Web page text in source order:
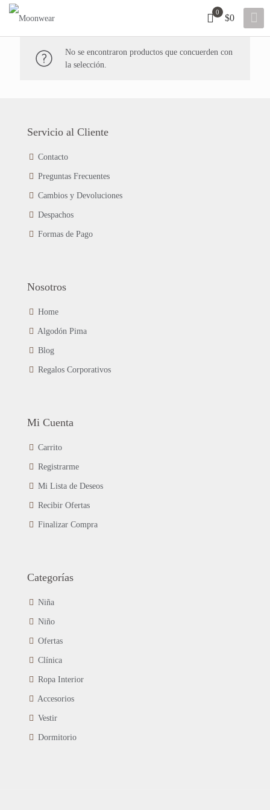
0
$0
No se encontraron productos que concuerden con
la selección.
Servicio al Cliente
Contacto
Preguntas Frecuentes
Cambios y Devoluciones
Despachos
Formas de Pago
Nosotros
Home
Algodón Pima
Blog
Regalos Corporativos
Mi Cuenta
Carrito
Registrarme
Mi Lista de Deseos
Recibir Ofertas
Finalizar Compra
Categorías
Niña
Niño
Ofertas
Clínica
Ropa Interior
Accesorios
Vestir
Dormitorio